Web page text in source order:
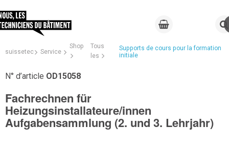
suissetec Service
Shop
Tous
les
Supports de cours pour la formation
initiale
N° d’article OD15058
Fachrechnen für
Heizungsinstallateure/innen
Aufgabensammlung (2. und 3. Lehrjahr)